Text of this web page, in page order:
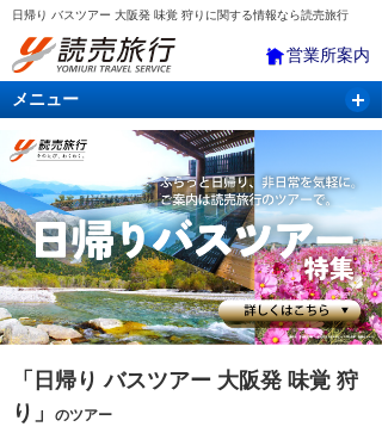
日帰り バスツアー 大阪発 味覚 狩りに関する情報なら読売旅行
営業所案内
メニュー
国内旅行 バスツアー 海外旅行 クルーズ
航空・ＪＲ＋宿泊 航空券＆ホテル
「日帰り バスツアー 大阪発 味覚 狩
り」
のツアー